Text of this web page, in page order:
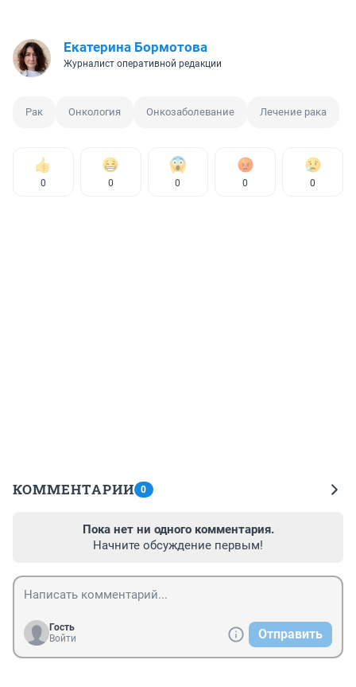
Екатерина Бормотова
Журналист оперативной редакции
Рак Онкология Онкозаболевание Лечение рака
0 0 0 0 0
КОММЕНТАРИИ 0
Пока нет ни одного комментария.
Начните обсуждение первым!
Гость
Войти
Отправить